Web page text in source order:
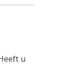
u